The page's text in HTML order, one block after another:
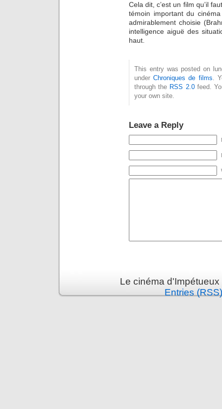
Cela dit, c’est un film qu’il
témoin important du
admirablement choisie
intelligence aiguë des
haut.
This entry was posted on
underChroniques de films .
through the RSS 2.0feed.
your own site.
Leave a Reply
Le cinéma
Entries (RSS)